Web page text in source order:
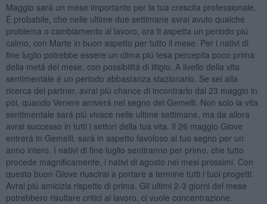
Maggio sará un mese importante per la tua crescita professionale.
É probabile, che nelle ultime due settimane avrai avuto qualche
problema o cambiamento al lavoro, ora ti aspetta un periodo piú
calmo, con Marte in buon aspetto per tutto il mese. Per i nativi di
fine luglio potrebbe essere un clima piú tesa percepita poco prima
della metá del mese, con possibilitá di litigio. A livello della vita
sentimentale é un periodo abbastanza stazionario. Se sei alla
ricerca del partner, avrai piú chance di incontrarlo dal 23 maggio in
poi, quando Venere arriverá nel segno dei Gemelli. Non solo la vita
sentimentale sará piú vivace nelle ultime settimane, ma da allora
avrai successo in tutti i settori della tua vita. Il 26 maggio Giove
entrerá in Gemelli, sará in aspetto favoloso al tuo segno per un
anno intero. I nativi di fine luglio sentiranno per primo, che tutto
procede magnificamente, i nativi di agosto nei mesi prossimi. Con
questo buon Giove riuscirai a portare a termine tutti i tuoi progetti.
Avrai piú amicizia rispetto di prima. Gli ultimi 2-3 giorni del mese
potrebbero risultare critici al lavoro, ci vuole concentrazione.